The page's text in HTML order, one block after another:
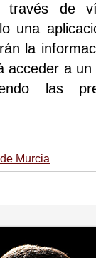
través de
una
la
acceder a
las
Murcia